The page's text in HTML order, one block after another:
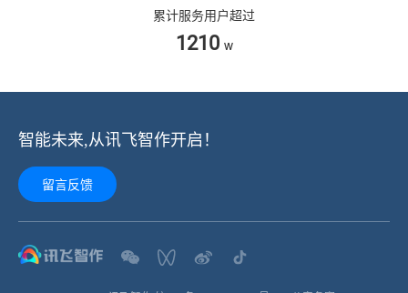
累计服务用户超过
1210 w
智能未来,从讯飞智作开启！
留言反馈